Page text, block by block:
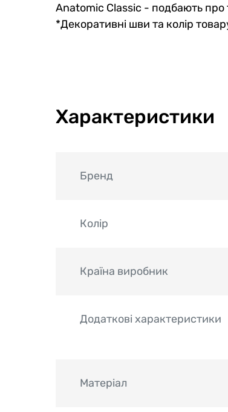
Anatomic Classic - подбають
*Декоративні шви та колір
Характеристики
Бренд
Колір
Країна виробник
Додаткові характеристики
Матеріал